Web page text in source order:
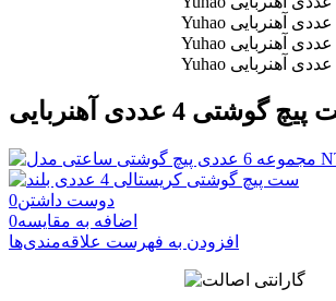
دوست داشتن0
اضافه به مقایسه0
افزودن به فهرست علاقه‌مندی‌ها